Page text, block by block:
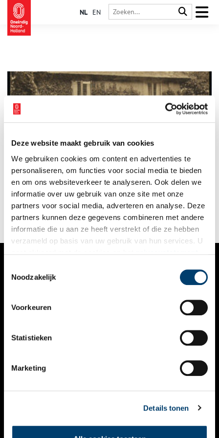
Deze website maakt gebruik van cookies
We gebruiken cookies om content en advertenties te
personaliseren, om functies voor social media te bieden
en om ons websiteverkeer te analyseren. Ook delen we
informatie over uw gebruik van onze site met onze
partners voor social media, adverteren en analyse. Deze
partners kunnen deze gegevens combineren met andere
informatie die u aan ze heeft verstrekt of die ze hebben
verzameld op basis van uw gebruik van hun services. U
Noodzakelijk
Voorkeuren
Statistieken
Marketing
Details tonen
NL EN
Op 4 mei 2023 werden de eerste struikelstenen in Laren
onthuld. Op de parkeerplaats van museum Singer Laren staat
een plaquette omgeven door 29 stolpersteine. Op deze plek
stond vroeger pension ´De Hoeve´ van de joodse Isaac ‘Ies’
Bleekrode en zijn niet-joodse vrouw Els Garms. Tijdens de
Tweede Wereldoorlog boden zij hier onderdak aan 32 joodse
onderduikers, tot ze werden verraden…
VERHALEN
KALENDER
THEMA’S
VIDEO’S
CONTACT